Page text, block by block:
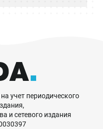
учет периодического
и сетевого издания